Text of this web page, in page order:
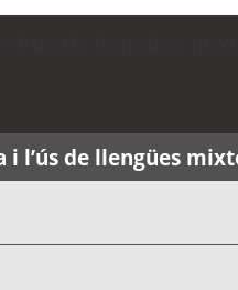
l’ús de llengües